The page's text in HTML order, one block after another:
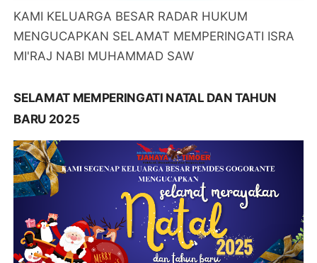
KAMI KELUARGA BESAR RADAR HUKUM
MENGUCAPKAN SELAMAT MEMPERINGATI ISRA
MI'RAJ NABI MUHAMMAD SAW
SELAMAT MEMPERINGATI NATAL DAN TAHUN
BARU 2025